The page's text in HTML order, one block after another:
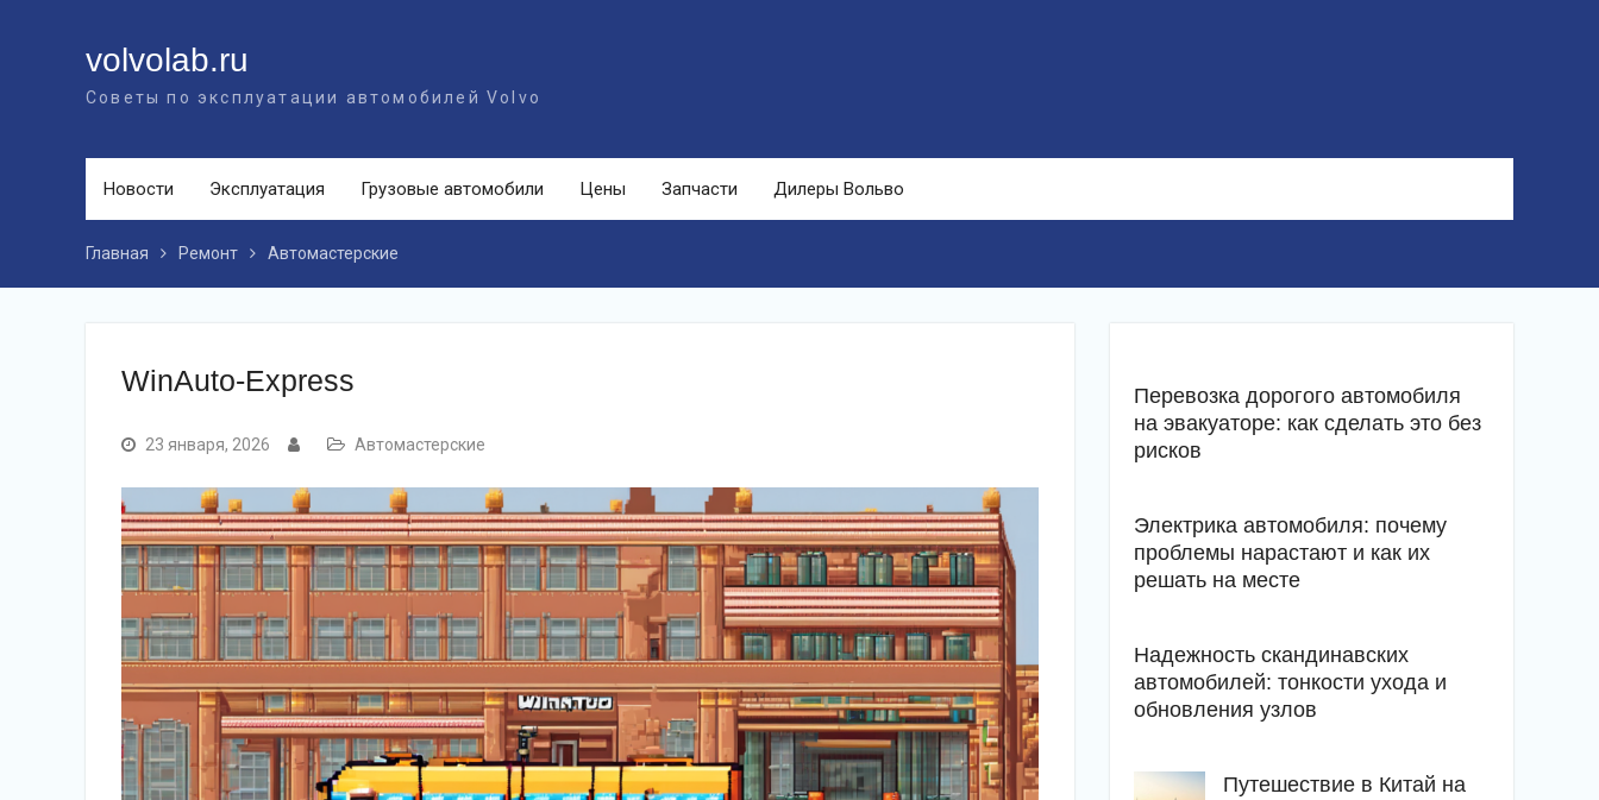
volvolab.ru
Советы по эксплуатации автомобилей Volvo
Новости Эксплуатация Грузовые автомобили Цены Запчасти Дилеры Вольво
Главная Ремонт Автомастерские
WinAuto-Express
23 января, 2026 Автомастерские
Перевозка дорогого автомобиля
на эвакуаторе: как сделать это без
рисков
Электрика автомобиля: почему
проблемы нарастают и как их
решать на месте
Надежность скандинавских
автомобилей: тонкости ухода и
обновления узлов
Путешествие в Китай на